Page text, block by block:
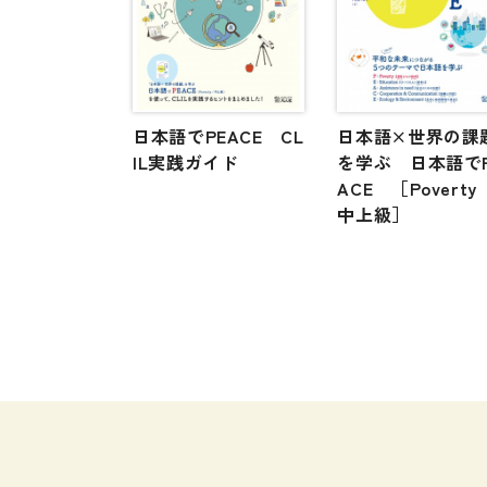
日本語でPEACE CL
IL実践ガイド
日本語×世界の課
を学ぶ 日本語で
ACE ［Poverty
中上級］